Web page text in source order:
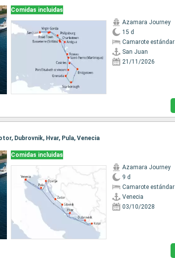
Comidas incluidas
Azamara Journey
15 d
Camarote estándar
San Juan
21/11/2026
Dubrovnik, Hvar, Pula, Venecia
Comidas incluidas
Azamara Journey
9 d
Camarote estándar
Venecia
03/10/2028